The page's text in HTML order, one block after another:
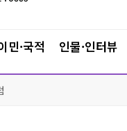
민·국적 인물·인터뷰